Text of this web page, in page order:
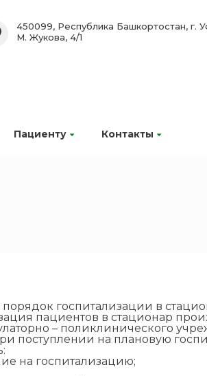
Пациенту Контакты
450099, Республика Башкортостан, г.
М. Жукова, 4/1
госпитализации в
пациентов в стационар
– поликлинического
поступлении на плановую
на госпитализацию;